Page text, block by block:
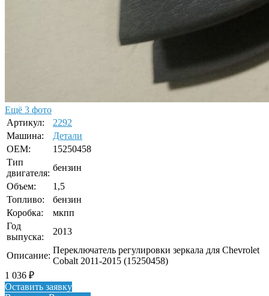
Ещё 3 фото
Артикул:
2292
Машина:
Детали
OEM:
15250458
Тип
двигателя:
бензин
Объем:
1,5
Топливо:
бензин
Коробка:
мкпп
Год
выпуска:
2013
Описание:
Переключатель регулировки зеркала для Chevrolet
Cobalt 2011-2015 (15250458)
1 036 ₽
Оставить заявку